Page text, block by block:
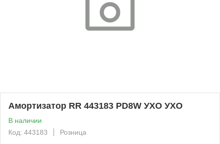
Амортизатор RR 443183 PD8W УХО УХО
В наличии
Код: 443183
Розница